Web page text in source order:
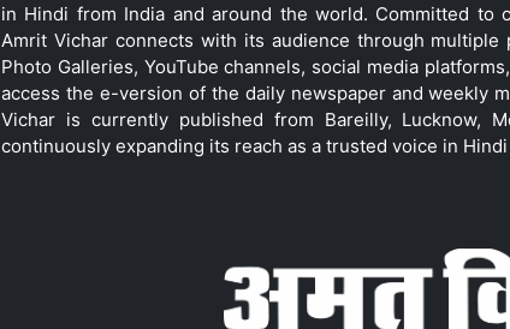
in Hindi from India and around the world. Committed to
Amrit Vichar connects with its audience through multiple
Photo Galleries, YouTube channels, social media
access the e-version of the daily newspaper and weekly
Vichar is currently published from Bareilly, Lucknow,
continuously expanding its reach as a trusted voice in